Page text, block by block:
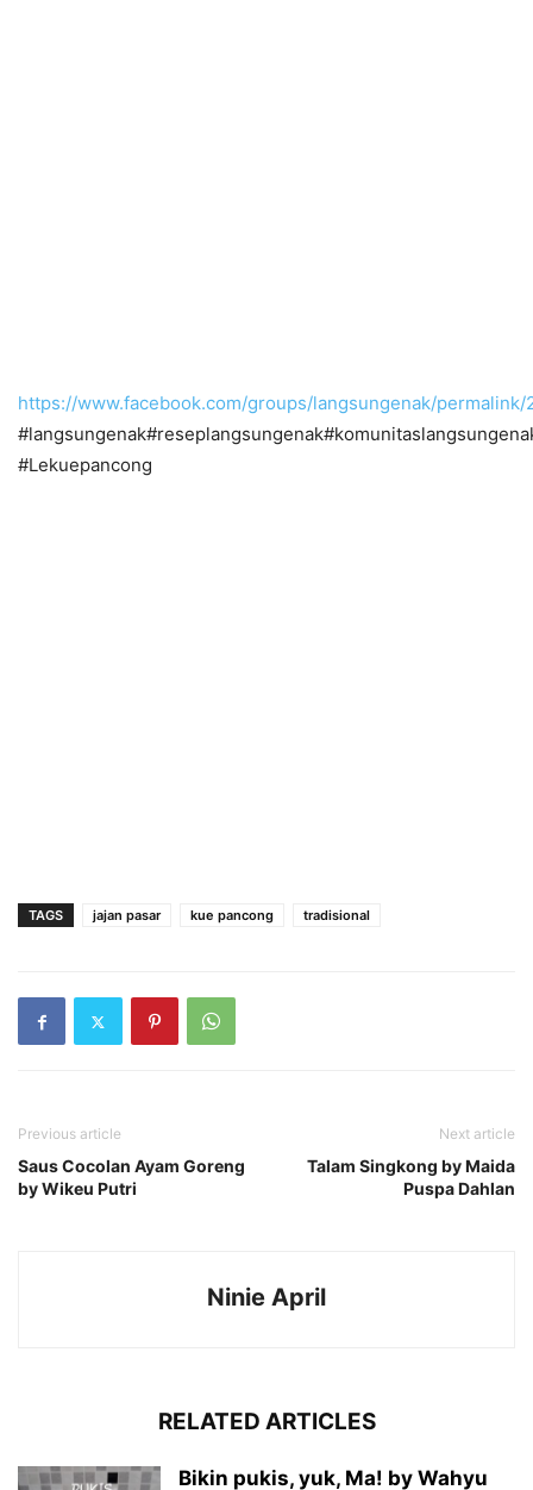
https://www.facebook.com/groups/langsungenak/
#Lekuepancong
TAGS jajan pasar kue pancong tradisional
Previous article
Saus Cocolan Ayam Goreng
by Wikeu Putri
Next article
Talam Singkong by Maida
Puspa Dahlan
Ninie April
RELATED ARTICLES
Bikin pukis, yuk, Ma! by Wahyu